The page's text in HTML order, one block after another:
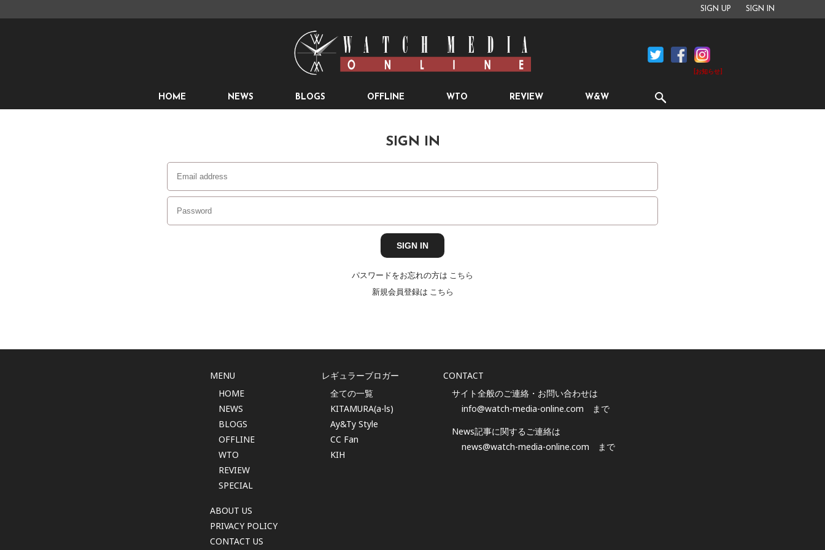
SIGN UP SIGN IN
[お知らせ]
HOME NEWS BLOGS OFFLINE WTO REVIEW W&W
SIGN IN
パスワードをお忘れの方は こちら
新規会員登録は こちら
MENU
HOME
NEWS
BLOGS
OFFLINE
WTO
REVIEW
SPECIAL
ABOUT US
PRIVACY POLICY
CONTACT US
レギュラーブロガー
全ての一覧
KITAMURA(a-ls)
Ay&Ty Style
CC Fan
KIH
CONTACT
サイト全般のご連絡・お問い合わせは
info@watch-media-online.com まで
News記事に関するご連絡は
news@watch-media-online.com まで